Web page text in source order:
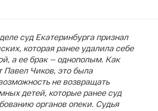
суд Екатеринбурга признал
которая ранее удалила себе
а ее брак — однополым. Как
Павел Чиков, это была
не возвращать
детей, которые ранее суд
органов опеки. Судья